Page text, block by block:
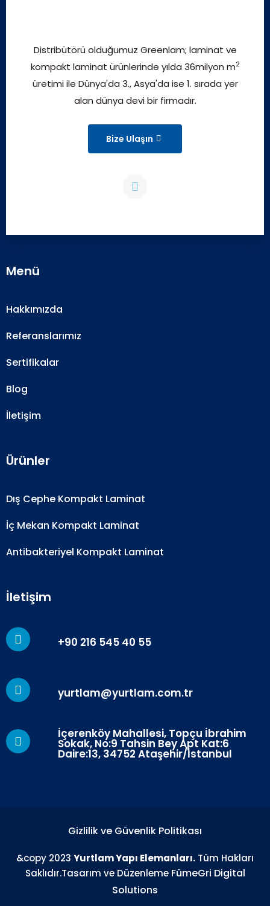
Distribütörü olduğumuz Greenlam; laminat ve
kompakt laminat ürünlerinde yılda 36milyon m2
üretimi ile Dünya'da 3., Asya'da ise 1. sırada yer
alan dünya devi bir firmadır.
Bize Ulaşın
Menü
Hakkımızda
Referanslarımız
Sertifikalar
Blog
İletişim
Ürünler
Dış Cephe Kompakt Laminat
İç Mekan Kompakt Laminat
Antibakteriyel Kompakt Laminat
İletişim
+90 216 545 40 55
yurtlam@yurtlam.com.tr
İçerenköy Mahallesi, Topçu İbrahim
Sokak, No:9 Tahsin Bey Apt Kat:6
Daire:13, 34752 Ataşehir/İstanbul
&copy 2023 Yurtlam Yapı Elemanları. Tüm Hakları
Saklıdır.Tasarım ve Düzenleme FümeGri Digital
Solutions
Gizlilik ve Güvenlik Politikası